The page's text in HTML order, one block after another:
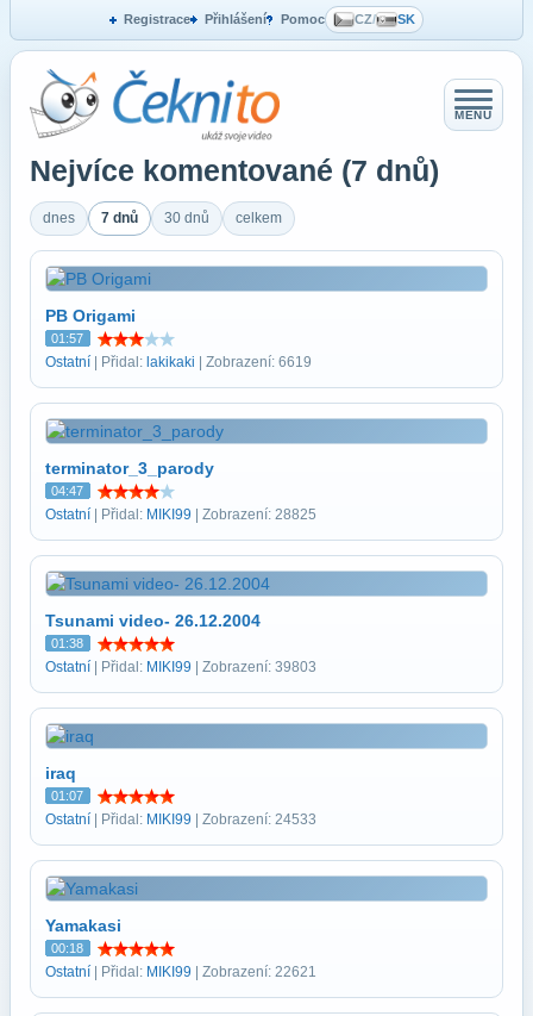
Registrace Přihlášení Pomoc CZ/ SK
MENU
Nejvíce komentované (7 dnů)
dnes 7 dnů 30 dnů celkem
PB Origami
01:57
Ostatní | Přidal: lakikaki | Zobrazení: 6619
terminator_3_parody
04:47
Ostatní | Přidal: MIKI99 | Zobrazení: 28825
Tsunami video- 26.12.2004
01:38
Ostatní | Přidal: MIKI99 | Zobrazení: 39803
iraq
01:07
Ostatní | Přidal: MIKI99 | Zobrazení: 24533
Yamakasi
00:18
Ostatní | Přidal: MIKI99 | Zobrazení: 22621